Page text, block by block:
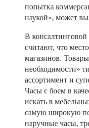
попытка
наукой», может
В
считают, что
магазинов.
необходимости»
ассортимент и
Часы с боем в
искать в
самую широкую
наручные часы,